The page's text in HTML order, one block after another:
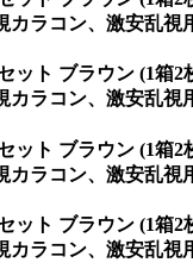
カラコン、激安乱
ット ブラウン (1
カラコン、激安乱
ット ブラウン (1
カラコン、激安乱
ット ブラウン (1
カラコン、激安乱